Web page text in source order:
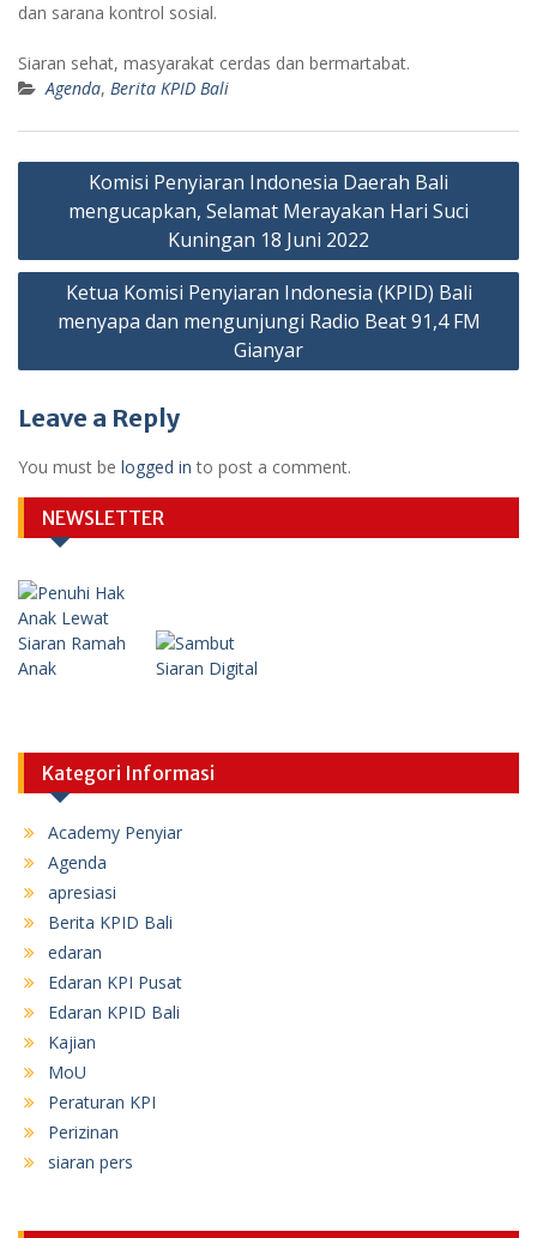
dan sarana kontrol sosial.
Siaran sehat, masyarakat cerdas dan bermartabat.
Agenda, Berita KPID Bali
Post
navigation
Komisi Penyiaran Indonesia Daerah Bali
mengucapkan, Selamat Merayakan Hari Suci
Kuningan 18 Juni 2022
Ketua Komisi Penyiaran Indonesia (KPID) Bali
menyapa dan mengunjungi Radio Beat 91,4 FM
Gianyar
Leave a Reply
You must be logged in to post a comment.
NEWSLETTER
Kategori Informasi
Academy Penyiar
Agenda
apresiasi
Berita KPID Bali
edaran
Edaran KPI Pusat
Edaran KPID Bali
Kajian
MoU
Peraturan KPI
Perizinan
siaran pers